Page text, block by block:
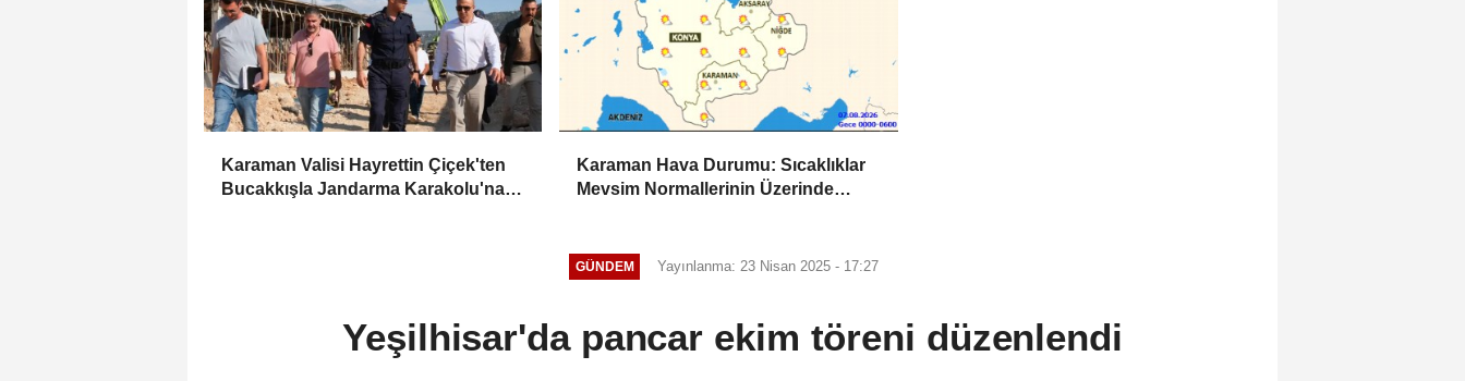
Karaman Valisi Hayrettin Çiçek'ten
Bucakkışla Jandarma Karakolu'na
Karaman Hava Durumu: Sıcaklıklar
Mevsim Normallerinin Üzerinde
GÜNDEM Yayınlanma: 23 Nisan 2025 - 17:27
Yeşilhisar'da pancar ekim töreni düzenlendi